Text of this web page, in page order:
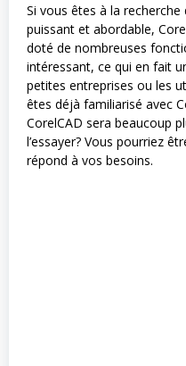
Si vous êtes à la recherche
puissant et abordable,
doté de nombreuses
intéressant, ce qui en fait
petites entreprises ou les
êtes déjà familiarisé avec
CorelCAD sera beaucoup
l’essayer? Vous pourriez
répond à vos besoins.